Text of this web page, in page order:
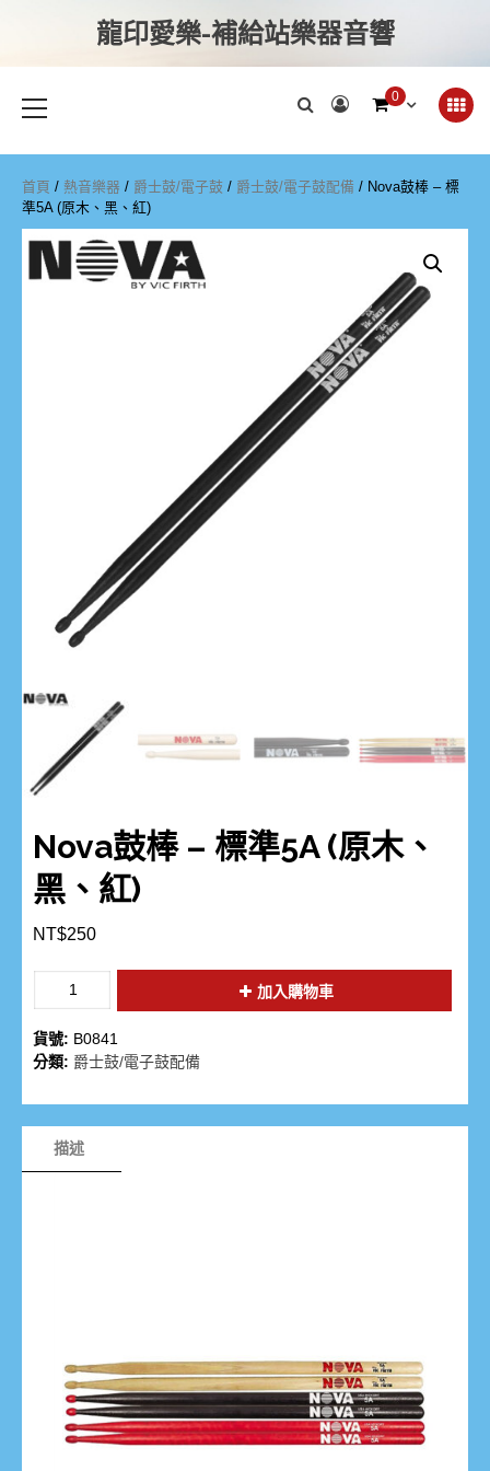
龍印愛樂-補給站樂器音響
0
首頁 / 熱音樂器 / 爵士鼓/電子鼓 / 爵士鼓/電子鼓配備 / Nova鼓棒 – 標
準5A (原木、黑、紅)
Nova鼓棒 – 標準5A (原木、
黑、紅)
NT$250
加入購物車
貨號: B0841
分類: 爵士鼓/電子鼓配備
描述